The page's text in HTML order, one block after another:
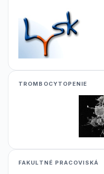
TROMBOCYTOPENIE
FAKULTNÉ PRACOVISKÁ